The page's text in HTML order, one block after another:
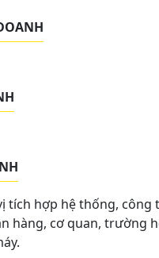
tích hợp hệ thống, công
hàng, cơ quan, trường